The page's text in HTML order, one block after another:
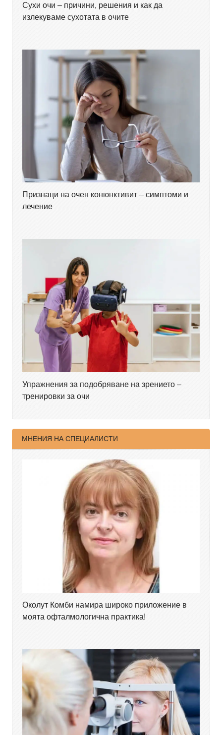
Сухи очи – причини, решения и как да
излекуваме сухотата в очите
Признаци на очен конюнктивит – симптоми и
лечение
Упражнения за подобряване на зрението –
тренировки за очи
МНЕНИЯ НА СПЕЦИАЛИСТИ
Околут Комби намира широко приложение в
моята офталмологична практика!